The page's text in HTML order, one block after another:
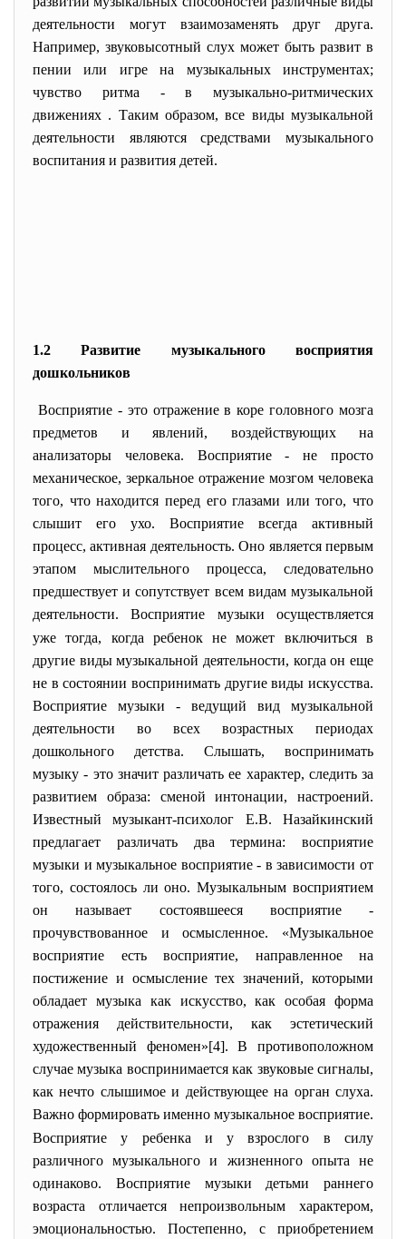
деятельности могут взаимозаменять друг друга.
Например, звуковысотный слух может быть развит в
пении или игре на музыкальных инструментах;
чувство ритма - в музыкально-ритмических
движениях . Таким образом, все виды музыкальной
деятельности являются средствами музыкального
воспитания и развития детей.
1.2 Развитие музыкального восприятия
дошкольников
Восприятие - это отражение в коре головного мозга
предметов и явлений, воздействующих на
анализаторы человека. Восприятие - не просто
механическое, зеркальное отражение мозгом человека
того, что находится перед его глазами или того, что
слышит его ухо. Восприятие всегда активный
процесс, активная деятельность. Оно является первым
этапом мыслительного процесса, следовательно
предшествует и сопутствует всем видам музыкальной
деятельности.Восприятие музыки осуществляется
уже тогда, когда ребенок не может включиться в
другие виды музыкальной деятельности, когда он еще
не в состоянии воспринимать другие виды искусства.
Восприятие музыки - ведущий вид музыкальной
деятельности во всех возрастных периодах
дошкольного детства. Слышать, воспринимать
музыку - это значит различать ее характер, следить за
развитием образа: сменой интонации, настроений.
Известный музыкант-психолог Е.В. Назайкинский
предлагает различать два термина: восприятие
музыки и музыкальное восприятие - в зависимости от
того, состоялось ли оно. Музыкальным восприятием
он называет состоявшееся восприятие -
прочувствованное и осмысленное. «Музыкальное
восприятие есть восприятие, направленное на
постижение и осмысление тех значений, которыми
обладает музыка как искусство, как особая форма
отражения действительности, как эстетический
художественный феномен»[4]. В противоположном
случае музыка воспринимается как звуковые сигналы,
как нечто слышимое и действующее на орган слуха.
Важно формировать именно музыкальное восприятие.
Восприятие у ребенка и у взрослого в силу
различного музыкального и жизненного опыта не
одинаково. Восприятие музыки детьми раннего
возраста отличается непроизвольным характером,
эмоциональностью. Постепенно, с приобретением